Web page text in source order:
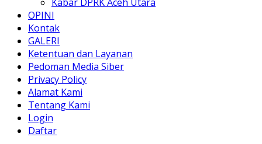
OPINI
Kontak
GALERI
Ketentuan dan Layanan
Pedoman Media Siber
Privacy Policy
Alamat Kami
Tentang Kami
Login
Daftar